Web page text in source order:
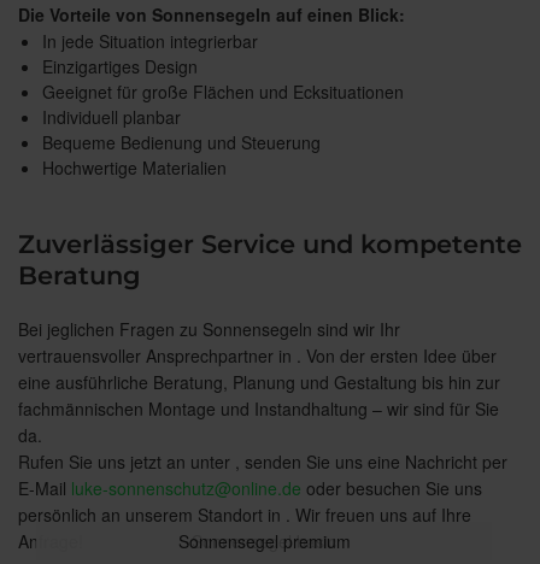
Sonnensegel basic
Sonnensegel premium
Die Vorteile von Sonnensegeln auf einen Blick:
In jede Situation integrierbar
Einzigartiges Design
Geeignet für große Flächen und Ecksituationen
Individuell planbar
Bequeme Bedienung und Steuerung
Hochwertige Materialien
Zuverlässiger Service und kompetente
Beratung
Bei jeglichen Fragen zu Sonnensegeln sind wir Ihr
vertrauensvoller Ansprechpartner in . Von der ersten Idee über
eine ausführliche Beratung, Planung und Gestaltung bis hin zur
fachmännischen Montage und Instandhaltung – wir sind für Sie
da.
Rufen Sie uns jetzt an unter , senden Sie uns eine Nachricht per
E-Mail luke-sonnenschutz@online.de oder besuchen Sie uns
persönlich an unserem Standort in . Wir freuen uns auf Ihre
Anfrage!